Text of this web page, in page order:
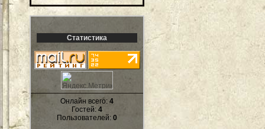
Статистика
Онлайн всего: 4
Гостей: 4
Пользователей: 0